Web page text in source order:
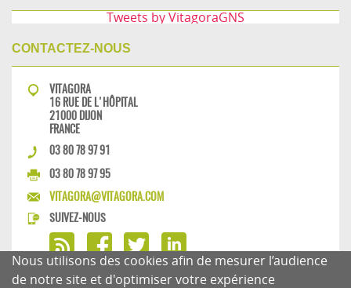
Tweets by VitagoraGNS
CONTACTEZ-NOUS
VITAGORA
16 RUE DE L'HÔPITAL
21000 DIJON
FRANCE
03 80 78 97 91
03 80 78 97 95
VITAGORA@VITAGORA.COM
SUIVEZ-NOUS
Nous utilisons des cookies afin de mesurer l’audience
de notre site et d'optimiser votre expérience